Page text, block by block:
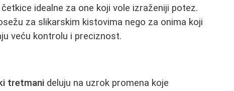
idealne za one koji vole izraženiji potez.
za slikarskim kistovima nego za onima koji
veću kontrolu i preciznost.
tretmani deluju na uzrok promena koje